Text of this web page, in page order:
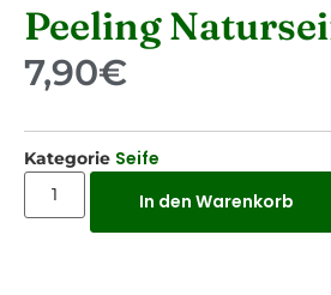
Peeling
7,90€
Kategorie Seife
In den Warenkorb